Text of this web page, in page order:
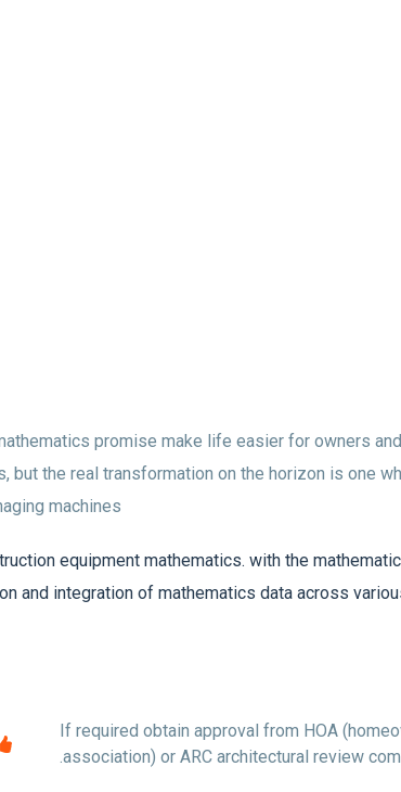
promise make life easier for owners
but the real transformation on the horizon is one
machines.
equipment mathematics. with the
and integration of mathematics data across
If required obtain approval from HOA
association) or ARC architectural review